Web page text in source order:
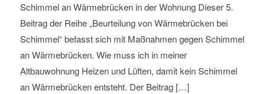
Schimmel an Wärmebrücken in der Wohnung Dieser 5.
Beitrag der Reihe „Beurteilung von Wärmebrücken bei
Schimmel“ befasst sich mit Maßnahmen gegen Schimmel
an Wärmebrücken. Wie muss ich in meiner
Altbauwohnung Heizen und Lüften, damit kein Schimmel
an Wärmebrücken entsteht. Der Beitrag […]